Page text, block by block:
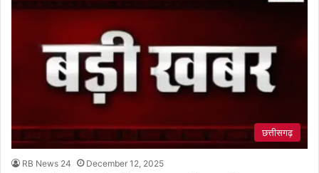
छत्तीसगढ़
RB News 24 December 12, 2025